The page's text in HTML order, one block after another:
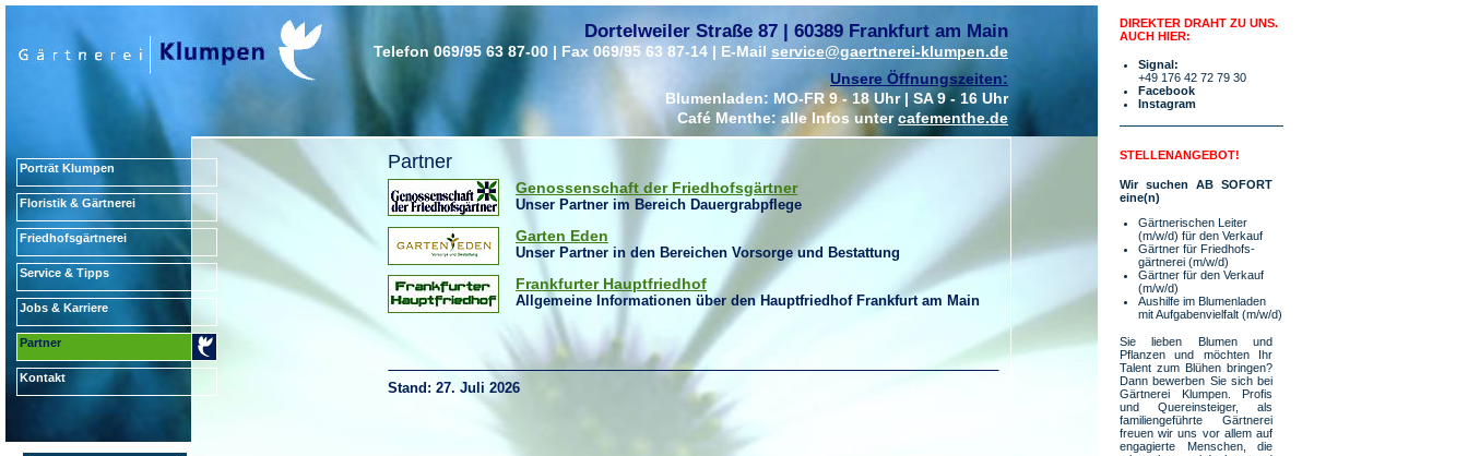
DIREKTER DRAHT ZU UNS.
AUCH HIER:
Signal:
+49 176 42 72 79 30
Facebook
Instagram
STELLENANGEBOT!
Wir suchen AB SOFORT
eine(n)
Gärtnerischen Leiter
(m/w/d) für den Verkauf
Gärtner für Friedhofs­
gärtnerei (m/w/d)
Gärtner für den Verkauf
(m/w/d)
Aushilfe im Blumenladen
mit Aufgabenvielfalt (m/w/d)
Sie lieben Blumen und
Pflanzen und möchten Ihr
Talent zum Blühen bringen?
Dann bewerben Sie sich bei
Gärtnerei Klumpen. Profis
und Quereinsteiger, als
familiengeführte Gärtnerei
freuen wir uns vor allem auf
engagierte Menschen, die
Dortelweiler Straße 87 | 60389 Frankfurt am Main
Telefon 069/95 63 87-00 | Fax 069/95 63 87-14 | E-Mail service@gaertnerei-klumpen.de
Unsere Öffnungszeiten:
Blumenladen: MO-FR 9 - 18 Uhr | SA 9 - 16 Uhr
Café Menthe: alle Infos untercafementhe.de
Partner
Genossenschaft der Friedhofsgärtner
Unser Partner im Bereich Dauergrabpflege
Garten Eden
Unser Partner in den Bereichen Vorsorge und Bestattung
Frankfurter Hauptfriedhof
Allgemeine Informationen über den Hauptfriedhof Frankfurt am Main
Stand: 27. Juli 2026
Porträt Klumpen
Floristik & Gärtnerei
Friedhofsgärtnerei
Service & Tipps
Jobs & Karriere
Partner
Kontakt